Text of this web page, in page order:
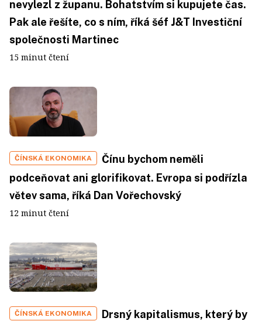
nevylezl z županu. Bohatstvím si kupujete čas.
Pak ale řešíte, co s ním, říká šéf J&T Investiční
společnosti Martinec
15 minut čtení
ČÍNSKÁ EKONOMIKA
Čínu bychom neměli
podceňovat ani glorifikovat. Evropa si podřízla
větev sama, říká Dan Vořechovský
12 minut čtení
ČÍNSKÁ EKONOMIKA
Drsný kapitalismus, který by